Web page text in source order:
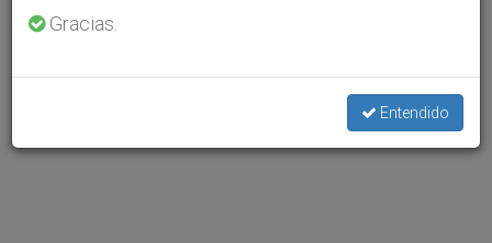
Gracias.
Entendido